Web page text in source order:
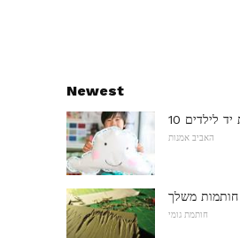
Newest
יד לילדים
האביב אמנות
חותמות משלך
חותמת גומי